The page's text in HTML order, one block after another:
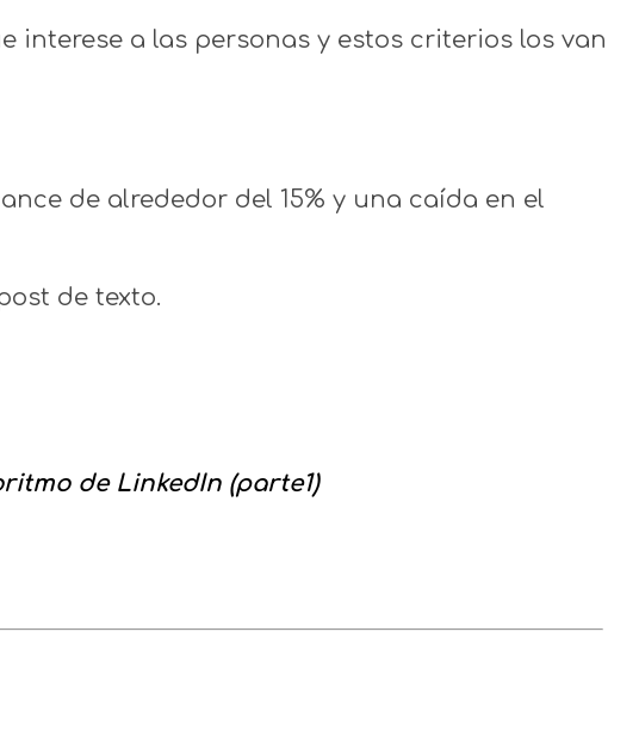
interese a las personas y estos criterios los van
de alrededor del 15% y una caída en el
de texto.
de LinkedIn (parte1)